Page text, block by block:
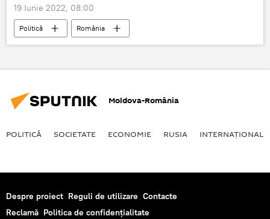
19 Iunie 2022, 08:00
Politică
România
Republica Moldova
Moldova-România
POLITICĂ SOCIETATE ECONOMIE RUSIA INTERNAŢIONAL
Despre proiect Reguli de utilizare Contacte
Reclamă Politica de confidențialitate